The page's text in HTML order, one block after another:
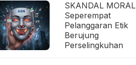
SKANDAL
Seperempat
Pelanggaran Etik
Berujung
Perselingkuhan